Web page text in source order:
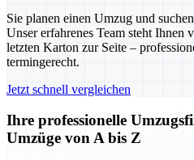
Sie planen einen Umzug und
Unser erfahrenes Team steht Ihnen
letzten Karton zur Seite –
termingerecht.
Jetzt schnell vergleichen
Ihre professionelle
Umzüge von A bis Z